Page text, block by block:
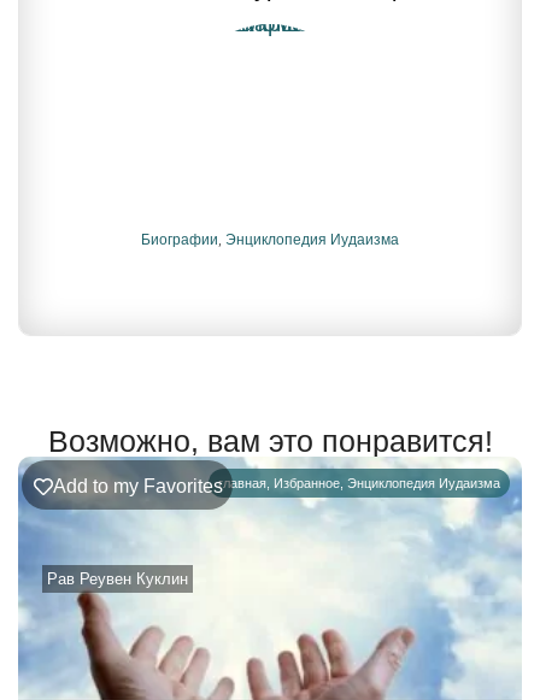
Биографии, Энциклопедия Иудаизма
Возможно, вам это понравится!
главная Избранное Энциклопедия Иудаизма
Рав Реувен Куклин
Add to my Favorites